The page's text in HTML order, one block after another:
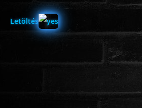
Letöltés